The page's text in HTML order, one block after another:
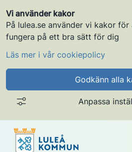
Vi använder kakor
På lulea.se använder vi kakor
fungera på ett bra sätt för dig
Läs mer i vår cookiepolicy
Godkänn alla
Anpassa
Gå till